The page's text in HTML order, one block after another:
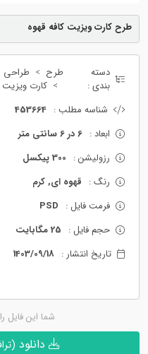
طرح کارت ویزیت کافه قهوه
دسته
بندی :
طرح طراحی
کارت ویزیت
شناسه مطلب : 453664
ابعاد : 6 در 6 سانتی متر
رزولیشن : 300 پیکسل
رنگ : قهوه ای, کرم
فرمت فایل : PSD
حجم فایل : 25 مگابایت
تاریخ انتشار : 1403/09/18
شما این فایل